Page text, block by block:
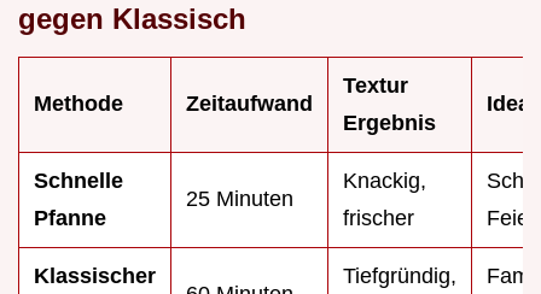
gegen Klassisch
Methode Zeitaufwand
Textur
Ergebnis
Schnelle
Pfanne
25 Minuten
Knackig,
frischer
Klassischer
Tiefgründig,